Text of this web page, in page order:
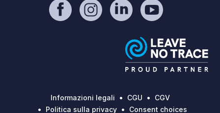
Informazioni legali CGU
CGV
Politica sulla privacy
Consent choices